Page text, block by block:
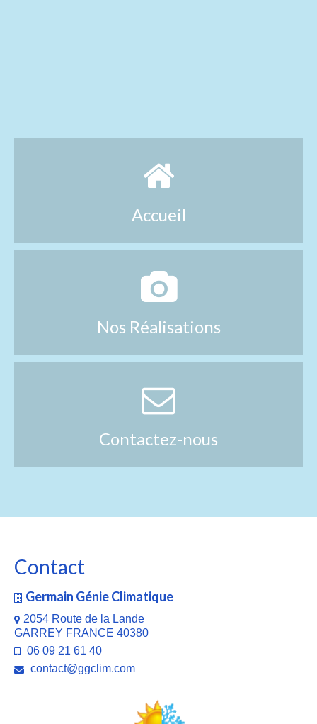
Accueil
Nos Réalisations
Contactez-nous
Contact
Germain Génie Climatique
2054 Route de la Lande
GARREY FRANCE 40380
06 09 21 61 40
contact@ggclim.com